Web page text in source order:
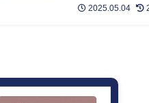
2025.05.04